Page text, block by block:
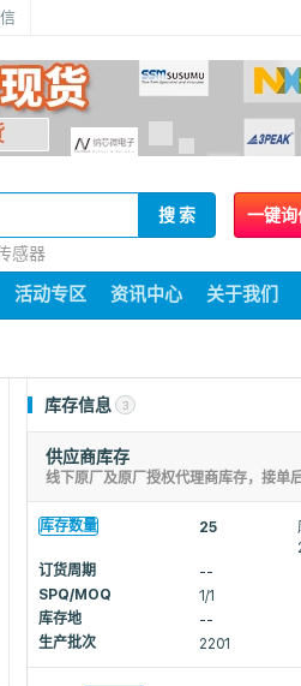
一键
搜 索
感器
活动专区 资讯中心 关于我们
库存信息 3
供应商库存
线下原厂及原厂授权代理商库存，接单
库存数量 25
订货周期
--
SPQ/MOQ
1/1
库存地
--
生产批次
2201